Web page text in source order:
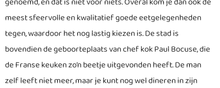
meest sfeervolle en kwalitatief goede eetgelegenheden
tegen, waardoor het nog lastig kiezen is. De stad is
bovendien de geboorteplaats van chef kok Paul Bocuse, die
de Franse keuken zo’n beetje uitgevonden heeft. De man
zelf leeft niet meer, maar je kunt nog wel dineren in zijn